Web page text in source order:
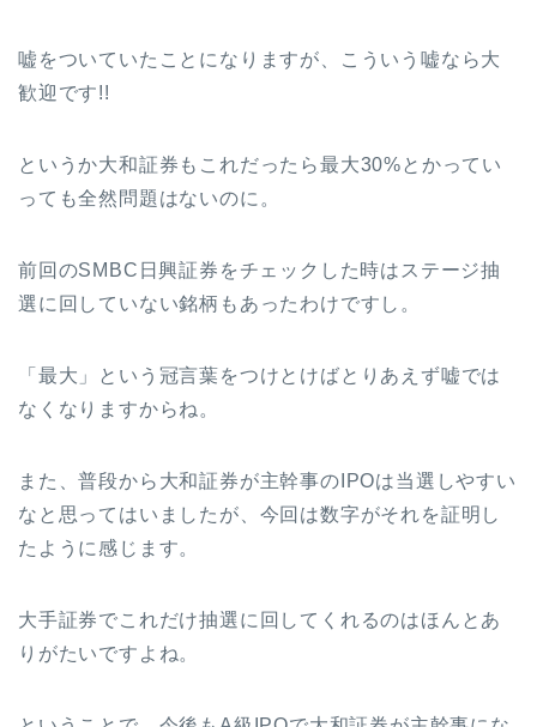
嘘をついていたことになりますが、こういう嘘なら大
歓迎です!!
というか大和証券もこれだったら最大30%とかってい
っても全然問題はないのに。
前回のSMBC日興証券をチェックした時はステージ抽
選に回していない銘柄もあったわけですし。
「最大」という冠言葉をつけとけばとりあえず嘘では
なくなりますからね。
また、普段から大和証券が主幹事のIPOは当選しやすい
なと思ってはいましたが、今回は数字がそれを証明し
たように感じます。
大手証券でこれだけ抽選に回してくれるのはほんとあ
りがたいですよね。